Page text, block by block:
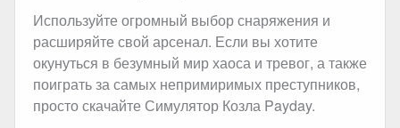
Используйте огромный выбор снаряжения и
расширяйте свой арсенал. Если вы хотите
окунуться в безумный мир хаоса и тревог, а также
поиграть за самых непримиримых преступников,
просто скачайте Симулятор Козла Payday.